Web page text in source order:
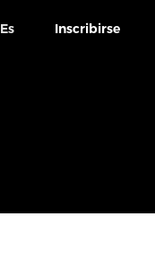
Es Inscribirse